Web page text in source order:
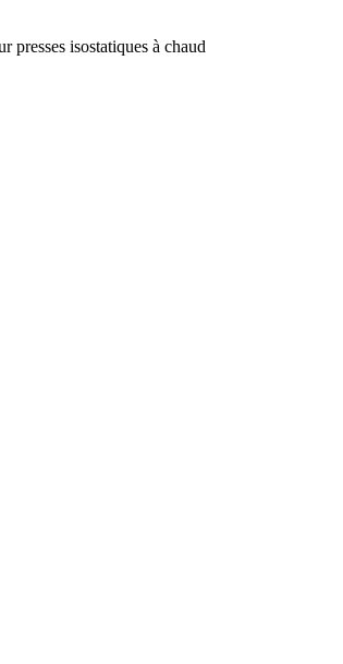
presses isostatiques à chaud